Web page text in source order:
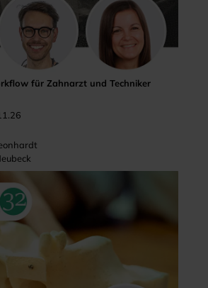
für Zahnarzt und Techniker